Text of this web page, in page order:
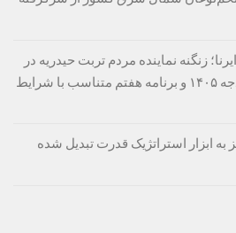
زنگنه نماینده مردم تربت حیدریه در
مجلس شورای اسلامی : بودجه ۱۴۰۵ و برنامه هفتم متناسب با شرایط
ابزار استراتژیک قدرت تبدیل شده